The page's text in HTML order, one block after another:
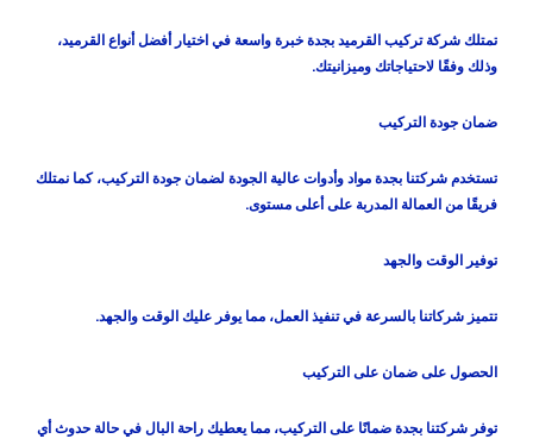
تمتلك شركة تركيب القرميد بجدة خبرة واسعة في اختيار أفضل أنواع القرميد،
وذلك وفقًا لاحتياجاتك وميزانيتك.
ضمان جودة التركيب
تستخدم شركتنا بجدة مواد وأدوات عالية الجودة لضمان جودة التركيب، كما نمتلك
فريقًا من العمالة المدربة على أعلى مستوى.
توفير الوقت والجهد
تتميز شركاتنا بالسرعة في تنفيذ العمل، مما يوفر عليك الوقت والجهد.
الحصول على ضمان على التركيب
توفر شركتنا بجدة ضمانًا على التركيب، مما يعطيك راحة البال في حالة حدوث أي